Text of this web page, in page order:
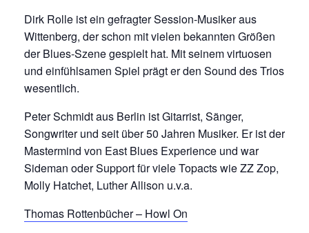
Dirk Rolle ist ein gefragter Session-Musiker aus
Wittenberg, der schon mit vielen bekannten Größen
der Blues-Szene gespielt hat. Mit seinem virtuosen
und einfühlsamen Spiel prägt er den Sound des Trios
wesentlich.
Peter Schmidt aus Berlin ist Gitarrist, Sänger,
Songwriter und seit über 50 Jahren Musiker. Er ist der
Mastermind von East Blues Experience und war
Sideman oder Support für viele Topacts wie ZZ Zop,
Molly Hatchet, Luther Allison u.v.a.
Thomas Rottenbücher – Howl On